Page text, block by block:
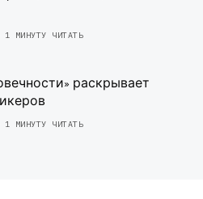
1 МИНУТУ ЧИТАТЬ
раскрывает
1 МИНУТУ ЧИТАТЬ